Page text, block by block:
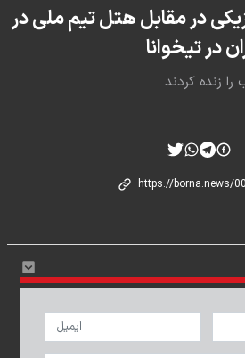
در مقابل هتل تیم ملی در
در تیخوانا
زنده کردند